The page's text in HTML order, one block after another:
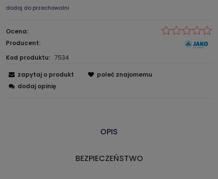
dodaj do przechowalni
Ocena:
Producent:
Kod produktu: 7534
zapytaj o produkt
poleć znajomemu
dodaj opinię
OPIS
BEZPIECZEŃSTWO